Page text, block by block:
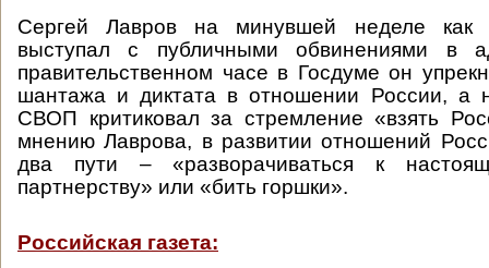
Сергей Лавров на минувшей неделе как
выступал с публичными обвинениями в
правительственном часе в Госдуме он
шантажа и диктата в отношении России, а
СВОП критиковал за стремление «взять
мнению Лаврова, в развитии отношений
два пути – «разворачиваться к
партнерству» или «бить горшки».
Российская газета: